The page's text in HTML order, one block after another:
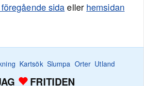
sidaeller hemsidan
Kartsök Slumpa Orter Utland
FRITIDEN